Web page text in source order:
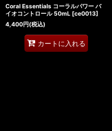
Coral Essentials コーラルパワー バ
イオコントロール 50mL [ce0013]
4,400円(税込)
カートに入れる